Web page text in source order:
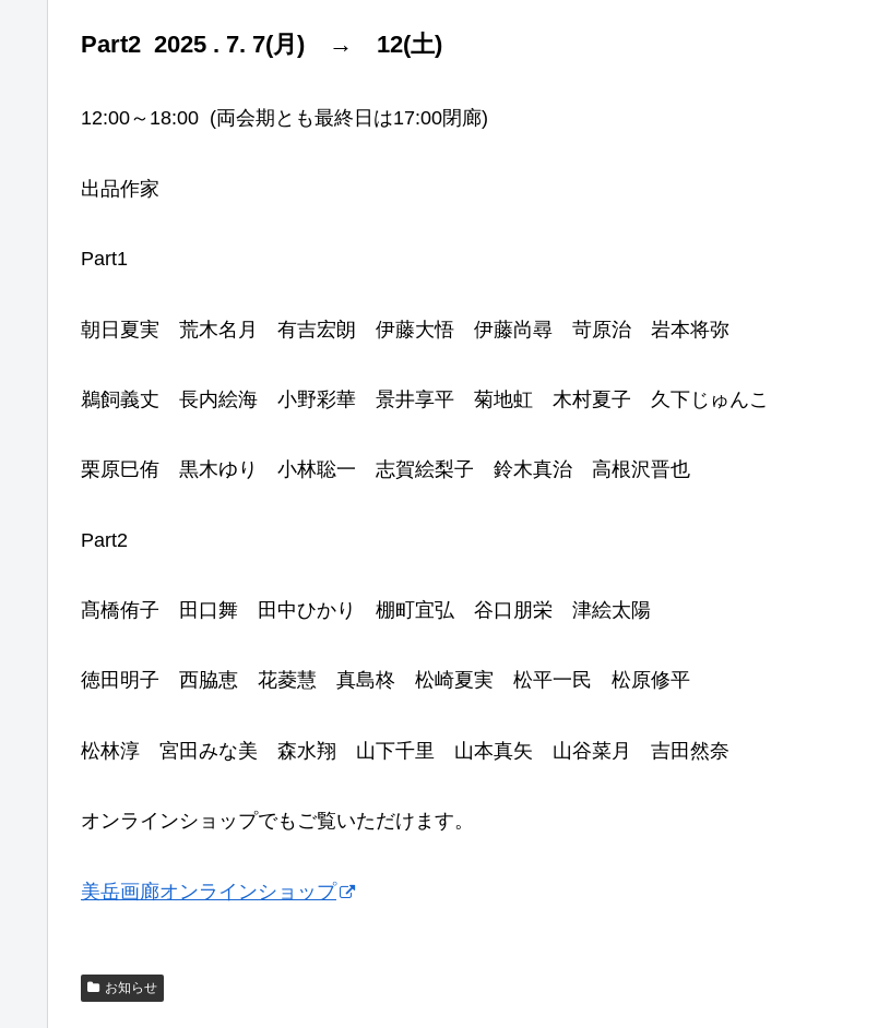
Part2 2025 . 7. 7(月) → 12(土)
12:00～18:00 (両会期とも最終日は17:00閉廊)
出品作家
Part1
朝日夏実 荒木名月 有吉宏朗 伊藤大悟 伊藤尚尋 苛原治 岩本将弥
鵜飼義丈 長内絵海 小野彩華 景井享平 菊地虹 木村夏子 久下じゅんこ
栗原巳侑 黒木ゆり 小林聡一 志賀絵梨子 鈴木真治 高根沢晋也
Part2
髙橋侑子 田口舞 田中ひかり 棚町宜弘 谷口朋栄 津絵太陽
徳田明子 西脇恵 花菱慧 真島柊 松崎夏実 松平一民 松原修平
松林淳 宮田みな美 森水翔 山下千里 山本真矢 山谷菜月 吉田然奈
オンラインショップでもご覧いただけます。
美岳画廊オンラインショップ
お知らせ